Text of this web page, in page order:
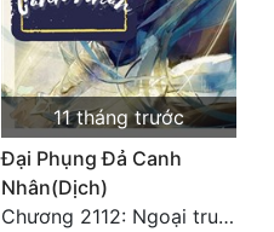
11 tháng trước
Đại Phụng Đả Canh
Nhân(Dịch)
Chương 2112: Ngoại truyện 3 - Tiệc mừng công